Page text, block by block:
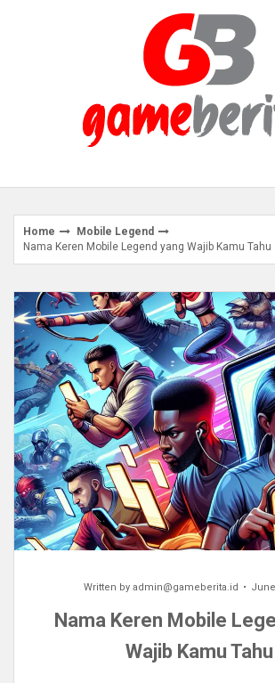
Home
Mobile Legend
Nama Keren Mobile Legend yang Wajib Kamu Tahu
Written by admin@gameberita.id
Nama Keren Mobile
Wajib Kamu Tahu